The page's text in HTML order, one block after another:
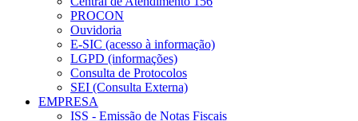
PROCON
Ouvidoria
E-SIC (acesso à informação)
LGPD (informações)
Consulta de Protocolos
SEI (Consulta Externa)
EMPRESA
ISS - Emissão de Notas Fiscais